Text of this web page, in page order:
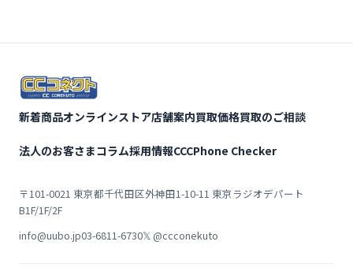
新着商品オンラインストア店舗案内買取価格買取のご相談
法人のお客さまコラム採用情報CCCPhone Checker
〒101-0021 東京都千代田区外神田1-10-11 東京ラジオデパート
B1F/1F/2F
info@uubo.jp03-6811-6730𝕏 @ccconekuto